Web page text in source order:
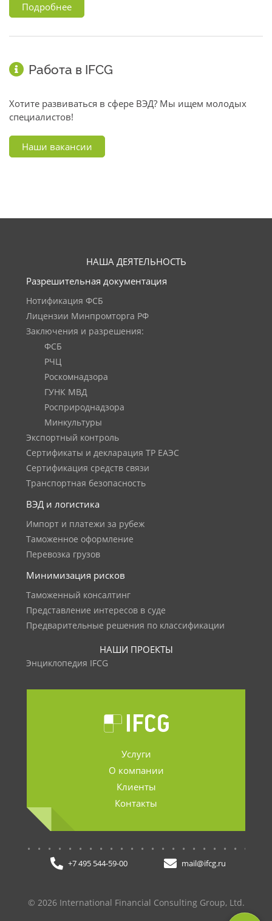
Подробнее
Работа в IFCG
Хотите развиваться в сфере ВЭД? Мы ищем молодых
специалистов!
Наши вакансии
НАША ДЕЯТЕЛЬНОСТЬ
Разрешительная документация
Нотификация ФСБ
Лицензии Минпромторга РФ
Заключения и разрешения:
ФСБ
РЧЦ
Роскомнадзора
ГУНК МВД
Росприроднадзора
Минкультуры
Экспортный контроль
Сертификаты и декларация ТР ЕАЭС
Сертификация средств связи
Транспортная безопасность
ВЭД и логистика
Импорт и платежи за рубеж
Таможенное оформление
Перевозка грузов
Минимизация рисков
Таможенный консалтинг
Представление интересов в суде
Предварительные решения по классификации
НАШИ ПРОЕКТЫ
Энциклопедия IFCG
Услуги
О компании
Клиенты
Контакты
+7 495 544-59-00 mail@ifcg.ru
© 2026 International Financial Consulting Group, Ltd.